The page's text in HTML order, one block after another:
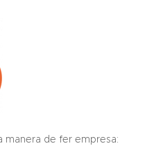
manera de fer empresa: